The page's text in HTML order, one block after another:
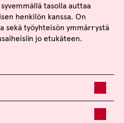
tasolla auttaa
henkilön kanssa. On
sekä työyhteisön ymmärrystä
jo etukäteen.